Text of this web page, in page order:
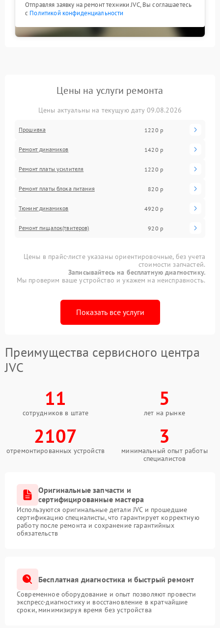
Отправляя заявку на ремонт техники JVC, Вы соглашаетесь
с Политикой конфиденциальности
Цены на услуги ремонта
Цены актуальны на текущую дату 09.08.2026
Прошивка 1220 р
Ремонт динамиков 1420 р
Ремонт платы усилителя 1220 р
Ремонт платы блока питания 820 р
Тюнинг динамиков 4920 р
Ремонт пищалок(твитеров) 920 р
Цены в прайс-листе указаны ориентировочные, без учета
стоимости запчастей.
Записывайтесь на бесплатную диагностику.
Мы проверим ваше устройство и укажем на неисправность.
Показать все услуги
Преимущества сервисного центра
JVC
11
сотрудников в штате
5
лет на рынке
2107
отремонтированных устройств
3
минимальный опыт работы
специалистов
Оригинальные запчасти и
сертифицированные мастера
Используются оригинальные детали JVC и прошедшие
сертификацию специалисты, что гарантирует корректную
работу после ремонта и сохранение гарантийных
обязательств
Бесплатная диагностика и быстрый ремонт
Современное оборудование и опыт позволяют провести
экспресс-диагностику и восстановление в кратчайшие
сроки, минимизируя время без устройства